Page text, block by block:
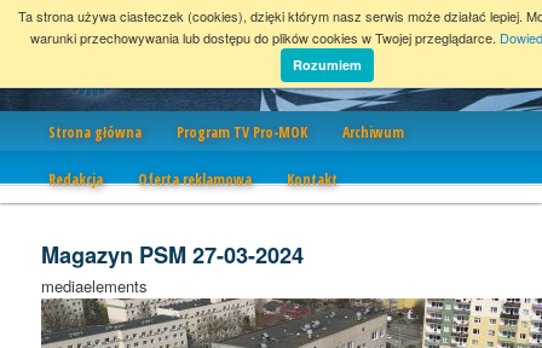
Strona główna Program TV Pro-MOK Archiwum
Redakcja Oferta reklamowa Kontakt
Magazyn PSM 27-03-2024
mediaelements
Ta strona używa ciasteczek (cookies), dzięki którym nasz serwis może działać lepiej.
warunki przechowywania lub dostępu do plików cookies w Twojej przeglądarce.
Rozumiem